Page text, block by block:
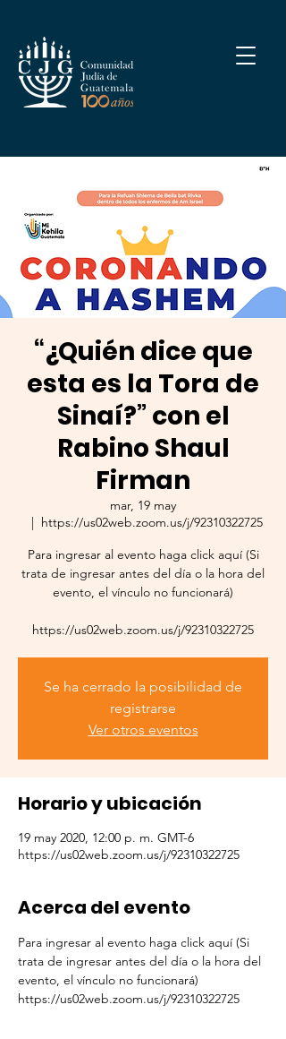
“¿Quién dice que
esta es la Tora de
Sinaí?” con el
Rabino Shaul
Firman
mar, 19 may
  |
https://us02web.zoom.us/j/92310322725
Para ingresar al evento haga click aquí (Si
trata de ingresar antes del día o la hora del
evento, el vínculo no funcionará)
https://us02web.zoom.us/j/92310322725
Se ha cerrado la posibilidad de
registrarse
Ver otros eventos
Horario y ubicación
19 may 2020, 12:00 p. m. GMT-6
https://us02web.zoom.us/j/92310322725
Acerca del evento
Para ingresar al evento haga click aquí (Si
trata de ingresar antes del día o la hora del
evento, el vínculo no funcionará)
https://us02web.zoom.us/j/92310322725